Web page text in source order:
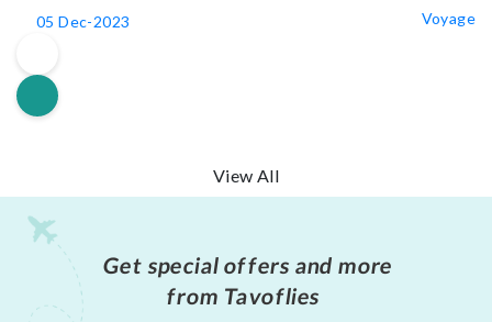
05 Dec-2023 Voyage
View All
Get special offers and more
from Tavoflies